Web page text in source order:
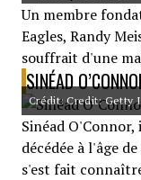
Un membre
Eagles, Randy
souffrait d'une
SINÉAD
Crédit: Credit: Getty
Sinéad
décédée à l'âge
s'est fait